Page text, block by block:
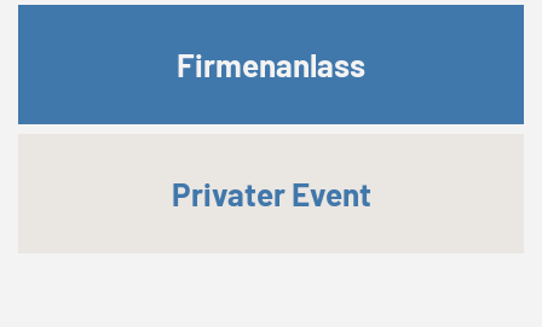
Firmenanlass
Privater Event